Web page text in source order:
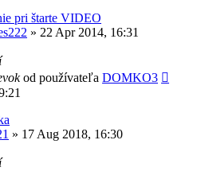
pri štarte VIDEO
» 22 Apr 2014, 16:31
od používateľa DOMKO3
» 17 Aug 2018, 16:30